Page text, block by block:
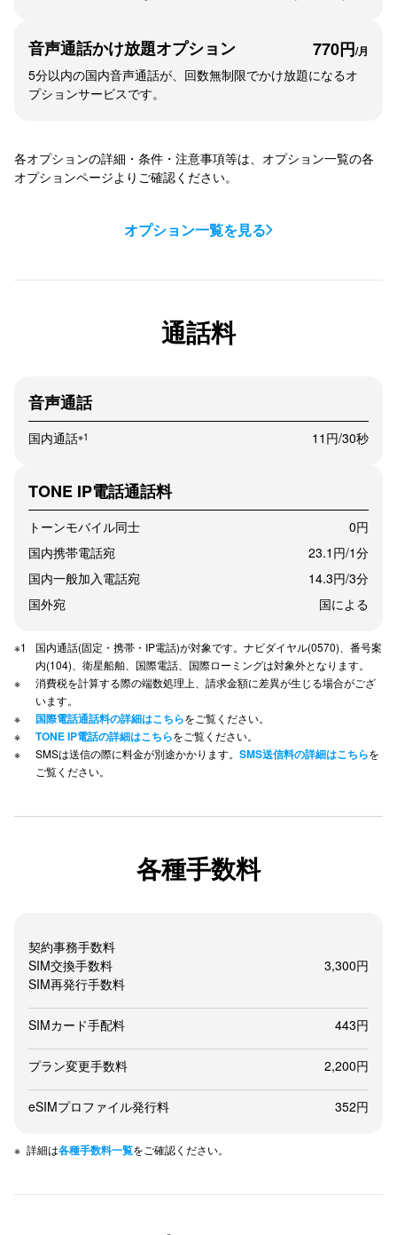
音声通話かけ放題オプション 770円/月
5分以内の国内音声通話が、回数無制限でかけ放題になるオ
プションサービスです。
各オプションの詳細・条件・注意事項等は、オプション一覧の各
オプションページよりご確認ください。
オプション一覧を見る
通話料
音声通話
国内通話※1 11円/30秒
TONE IP電話通話料
トーンモバイル同士
0円
国内携帯電話宛
23.1円/1分
国内一般加入電話宛
14.3円/3分
国外宛
国による
国内通話(固定・携帯・IP電話)が対象です。ナビダイヤル(0570)、番号案
内(104)、衛星船舶、国際電話、国際ローミングは対象外となります。
消費税を計算する際の端数処理上、請求金額に差異が生じる場合がござ
います。
国際電話通話料の詳細はこちらをご覧ください。
TONE IP電話の詳細はこちらをご覧ください。
SMSは送信の際に料金が別途かかります。 SMS送信料の詳細はこちらを
ご覧ください。
各種手数料
契約事務手数料
SIM交換手数料
SIM再発行手数料
3,300円
SIMカード手配料 443円
プラン変更手数料 2,200円
eSIMプロファイル発行料 352円
詳細は各種手数料一覧をご確認ください。